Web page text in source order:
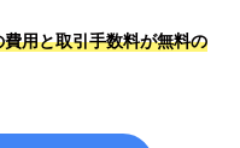
用と取引手数料が無料の